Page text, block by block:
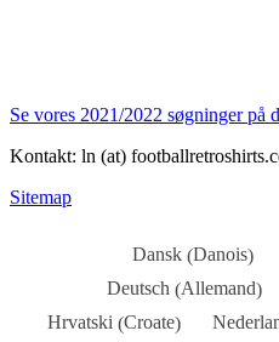
Se vores 2021/2022 søgninger på
Kontakt: ln (at)
Sitemap
Dansk(Danois)
Deutsch (Allemand)
Hrvatski(Croate)